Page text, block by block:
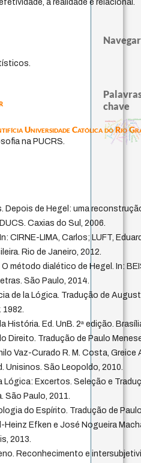
a realidade é relacional.
Universidade Católica do Rio
na PUCRS.
Depois de Hegel: uma
Caxias do Sul, 2006.
In: CIRNE-LIMA, Carlos; LUFT,
Rio de Janeiro, 2012.
O método dialético de Hegel. In:
São Paulo, 2014.
de la Lógica. Tradução de
1982.
História. Ed. UnB. 2ª edição.
do Direito. Tradução de Paulo
Vaz-Curado R. M. Costa, Greice
Unisinos. São Leopoldo, 2010.
Lógica: Excertos. Seleção e
São Paulo, 2011.
do Espírito. Tradução de
Heinz Efken e José Nogueira
2013.
Reconhecimento e
Navegar
chave
immanuel kant
japanese education thoughtscódigo da dinastia nguyengostojuízo
sensus communis
formaçãoeducation ideology
fukuzawa yukichi redução
mulher
popper
falseabilidade
carnap
totalização
nome
física quântica possibilidades
revelaçãocoletividade
impessoal
ren
levinas
yi
li
sentido